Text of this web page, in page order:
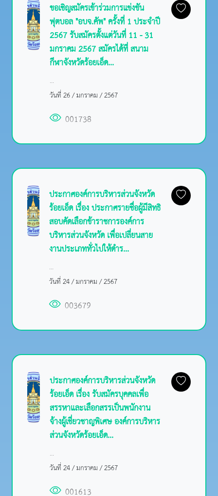
ขอเชิญสมัครเข้าร่วมการแข่งขัน
ฟุตบอล "อบจ.คัพ" ครั้งที่ 1 ประจำปี
2567 รับสมัครตั้งแต่วันที่ 11 - 31
มกราคม 2567 สมัครได้ที่ สนาม
กีฬาจังหวัดร้อยเอ็ด...
...
วันที่ 26 / มกราคม / 2567
001738
ประกาศองค์การบริหารส่วนจังหวัด
ร้อยเอ็ด เรื่อง ประกาศรายชื่อผู้มีสิทธิ
สอบคัดเลือกข้าราชการองค์การ
บริหารส่วนจังหวัด เพื่อเปลี่ยนสาย
งานประเภททั่วไปให้ดำร...
...
วันที่ 24 / มกราคม / 2567
003679
ประกาศองค์การบริหารส่วนจังหวัด
ร้อยเอ็ด เรื่อง รับสมัครบุคคลเพื่อ
สรรหาและเลือกสรรเป็นพนักงาน
จ้างผู้เชี่ยวชาญพิเศษ องค์การบริหาร
ส่วนจังหวัดร้อยเอ็ด...
...
วันที่ 24 / มกราคม / 2567
001613